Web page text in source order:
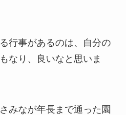
行事があるのは、自分の
なり、良いなと思いま
みなが年長まで通った園